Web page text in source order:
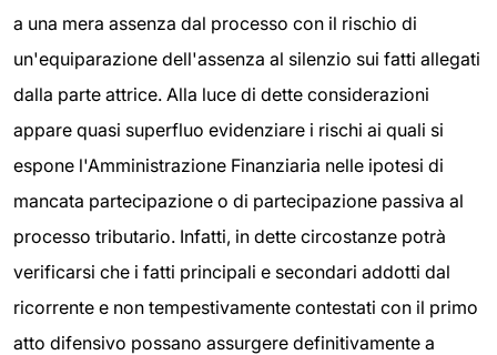
a una mera assenza dal processo con il rischio di
un'equiparazione dell'assenza al silenzio sui fatti allegati
dalla parte attrice. Alla luce di dette considerazioni
appare quasi superfluo evidenziare i rischi ai quali si
espone l'Amministrazione Finanziaria nelle ipotesi di
mancata partecipazione o di partecipazione passiva al
processo tributario. Infatti, in dette circostanze potrà
verificarsi che i fatti principali e secondari addotti dal
ricorrente e non tempestivamente contestati con il primo
atto difensivo possano assurgere definitivamente a